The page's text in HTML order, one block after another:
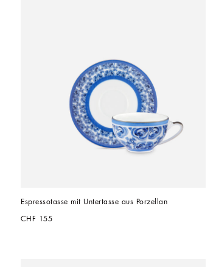
Espressotasse mit Untertasse aus Porzellan
CHF 155